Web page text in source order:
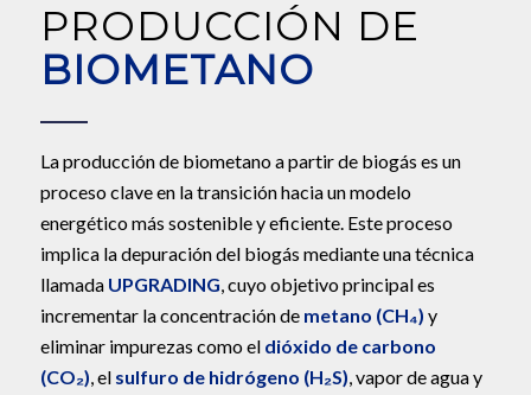
PRODUCCIÓN DE
BIOMETANO
La producción de biometano a partir de biogás es un
proceso clave en la transición hacia un modelo
energético más sostenible y eficiente. Este proceso
implica la depuración del biogás mediante una técnica
llamada UPGRADING, cuyo objetivo principal es
incrementar la concentración de metano (CH₄) y
eliminar impurezas como el dióxido de carbono
(CO₂), el sulfuro de hidrógeno (H₂S), vapor de agua y